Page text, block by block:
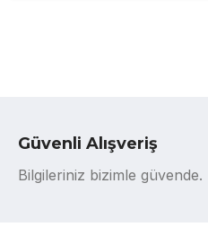
Güvenli Alışveriş
Bilgileriniz bizimle güvende.